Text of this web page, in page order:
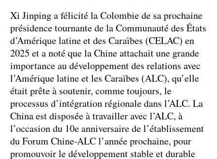
Xi Jinping a félicité la Colombie de sa prochaine
présidence tournante de la Communauté des États
d’Amérique latine et des Caraïbes (CELAC) en
2025 et a noté que la Chine attachait une grande
importance au développement des relations avec
l’Amérique latine et les Caraïbes (ALC), qu’elle
était prête à soutenir, comme toujours, le
processus d’intégration régionale dans l’ALC. La
China est disposée à travailler avec l’ALC, à
l’occasion du 10e anniversaire de l’établissement
du Forum Chine-ALC l’année prochaine, pour
promouvoir le développement stable et durable